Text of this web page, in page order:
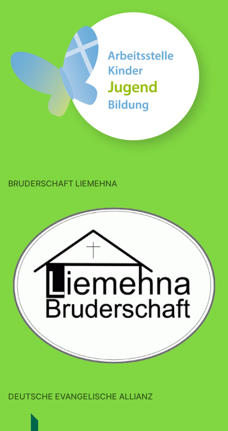
BRUDERSCHAFT LIEMEHNA
DEUTSCHE EVANGELISCHE ALLIANZ